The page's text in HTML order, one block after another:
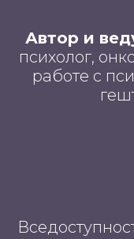
Автор и
психолог,
работе с